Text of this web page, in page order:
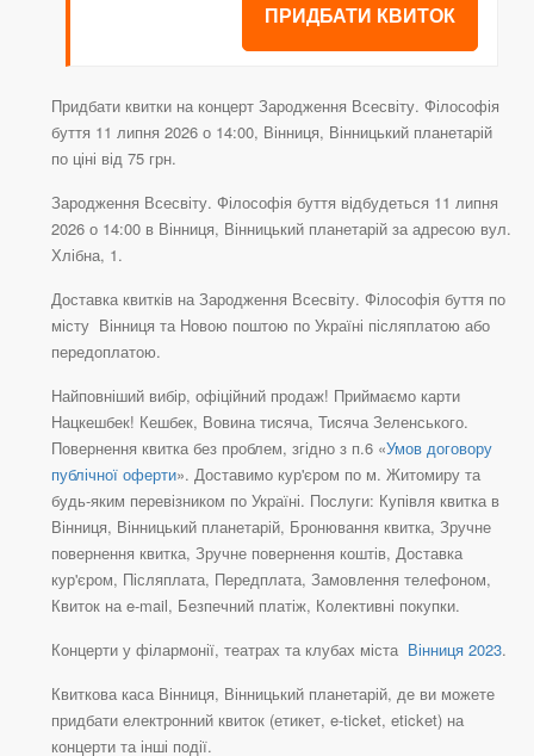
ПРИДБАТИ КВИТОК
Придбати квитки на концерт Зародження Всесвіту. Філософія
буття 11 липня 2026 о 14:00, Вінниця, Вінницький планетарій
по ціні від 75 грн.
Зародження Всесвіту. Філософія буття відбудеться 11 липня
2026 о 14:00 в Вінниця, Вінницький планетарій за адресою вул.
Хлібна, 1.
Доставка квитків на Зародження Всесвіту. Філософія буття по
місту Вінниця та Новою поштою по Україні післяплатою або
передоплатою.
Найповніший вибір, офіційний продаж! Приймаємо карти
Нацкешбек! Кешбек, Вовина тисяча, Тисяча Зеленського.
Повернення квитка без проблем, згідно з п.6 «Умов договору
публічної оферти». Доставимо кур'єром по м. Житомиру та
будь-яким перевізником по Україні. Послуги: Купівля квитка в
Вінниця, Вінницький планетарій, Бронювання квитка, Зручне
повернення квитка, Зручне повернення коштів, Доставка
кур'єром, Післяплата, Передплата, Замовлення телефоном,
Квиток на e-mail, Безпечний платіж, Колективні покупки.
Концерти у філармонії, театрах та клубах міста Вінниця 2023.
Квиткова каса Вінниця, Вінницький планетарій, де ви можете
придбати електронний квиток (етикет, e-ticket, eticket) на
концерти та інші події.